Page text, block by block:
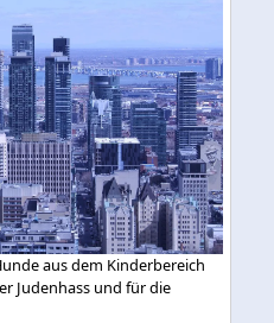
aus dem Kinderbereich
Judenhass und für die